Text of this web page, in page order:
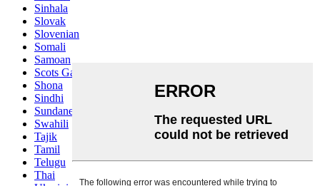
Sinhala
Slovak
Slovenian
Somali
Samoan
Scots Gaelic
Shona
Sindhi
Sundanese
Swahili
Tajik
Tamil
Telugu
Thai